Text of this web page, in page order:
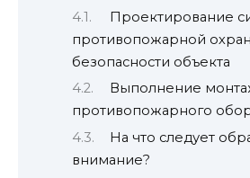
Проектирование
противопожарной
безопасности объекта
Выполнение
противопожарного
На что следует
внимание?